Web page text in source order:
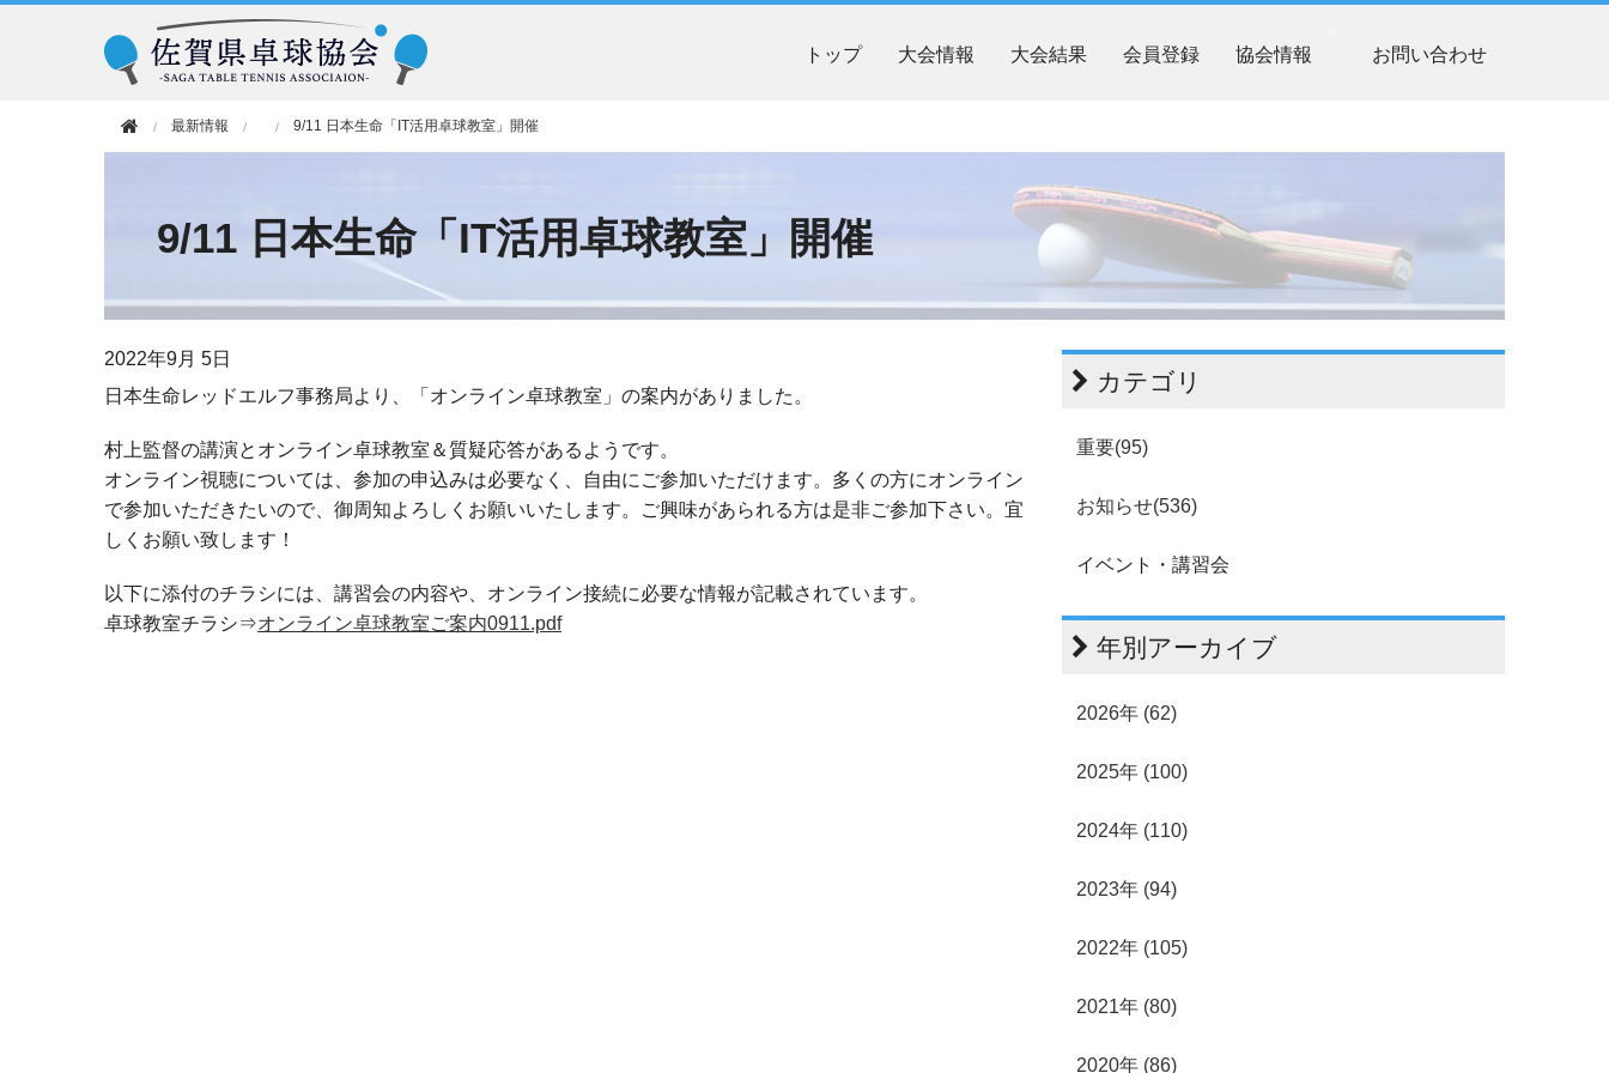
トップ 大会情報 大会結果 会員登録 協会情報 お問い合わせ
最新情報 9/11 日本生命「IT活用卓球教室」開催
9/11 日本生命「IT活用卓球教室」開催
2022年9月 5日
日本生命レッドエルフ事務局より、「オンライン卓球教室」の案内がありました。
村上監督の講演とオンライン卓球教室＆質疑応答があるようです。
オンライン視聴については、参加の申込みは必要なく、自由にご参加いただけます。多くの方にオンライン
で参加いただきたいので、御周知よろしくお願いいたします。ご興味があられる方は是非ご参加下さい。宜
しくお願い致します！
以下に添付のチラシには、講習会の内容や、オンライン接続に必要な情報が記載されています。
卓球教室チラシ⇒オンライン卓球教室ご案内0911.pdf
カテゴリ
重要(95)
お知らせ(536)
イベント・講習会
年別アーカイブ
2026年 (62)
2025年 (100)
2024年 (110)
2023年 (94)
2022年 (105)
2021年 (80)
2020年 (86)